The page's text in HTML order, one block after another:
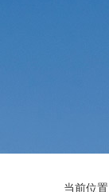
当前位置